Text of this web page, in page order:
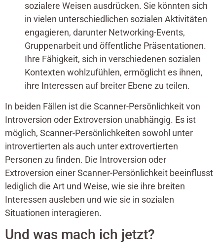
sozialere Weisen ausdrücken. Sie könnten sich
in vielen unterschiedlichen sozialen Aktivitäten
engagieren, darunter Networking-Events,
Gruppenarbeit und öffentliche Präsentationen.
Ihre Fähigkeit, sich in verschiedenen sozialen
Kontexten wohlzufühlen, ermöglicht es ihnen,
ihre Interessen auf breiter Ebene zu teilen.
In beiden Fällen ist die Scanner-Persönlichkeit von
Introversion oder Extroversion unabhängig. Es ist
möglich, Scanner-Persönlichkeiten sowohl unter
introvertierten als auch unter extrovertierten
Personen zu finden. Die Introversion oder
Extroversion einer Scanner-Persönlichkeit beeinflusst
lediglich die Art und Weise, wie sie ihre breiten
Interessen ausleben und wie sie in sozialen
Situationen interagieren.
Und was mach ich jetzt?